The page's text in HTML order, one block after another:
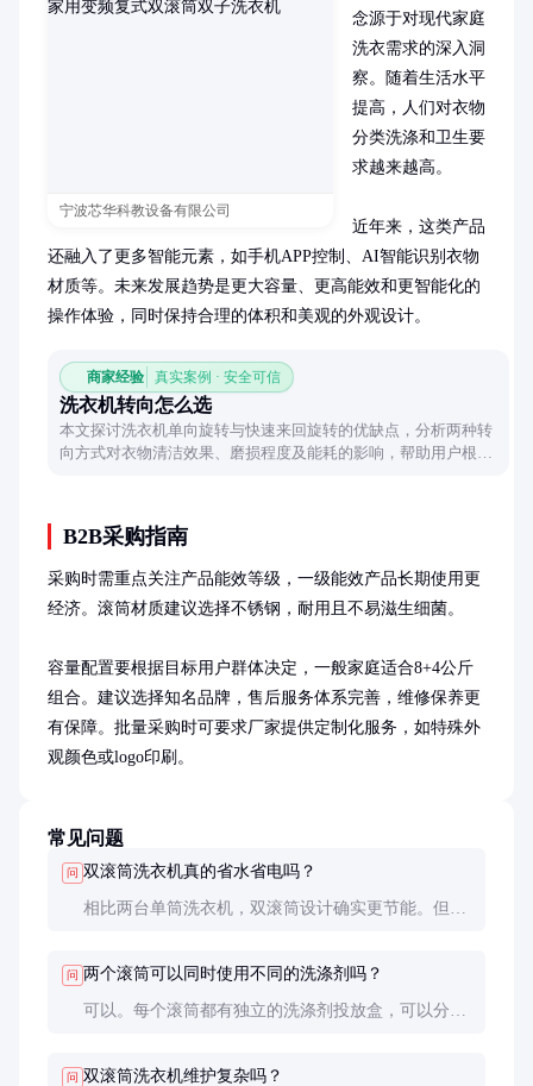
宁波芯华科教设备有限公司
念源于对现代家庭
洗衣需求的深入洞
察。随着生活水平
提高，人们对衣物
分类洗涤和卫生要
求越来越高。
近年来，这类产品
还融入了更多智能元素，如手机APP控制、AI智能识别衣物
材质等。未来发展趋势是更大容量、更高能效和更智能化的
操作体验，同时保持合理的体积和美观的外观设计。
商家经验 真实案例 · 安全可信
洗衣机转向怎么选
本文探讨洗衣机单向旋转与快速来回旋转的优缺点，分析两种转
向方式对衣物清洁效果、磨损程度及能耗的影响，帮助用户根据
B2B采购指南
采购时需重点关注产品能效等级，一级能效产品长期使用更
经济。滚筒材质建议选择不锈钢，耐用且不易滋生细菌。
容量配置要根据目标用户群体决定，一般家庭适合8+4公斤
组合。建议选择知名品牌，售后服务体系完善，维修保养更
有保障。批量采购时可要求厂家提供定制化服务，如特殊外
观颜色或logo印刷。
常见问题
问 双滚筒洗衣机真的省水省电吗？
相比两台单筒洗衣机，双滚筒设计确实更节能。但要
同时使用两个滚筒。
问 两个滚筒可以同时使用不同的洗涤剂吗？
可以。每个滚筒都有独立的洗涤剂投放盒，可以分别
问 双滚筒洗衣机维护复杂吗？